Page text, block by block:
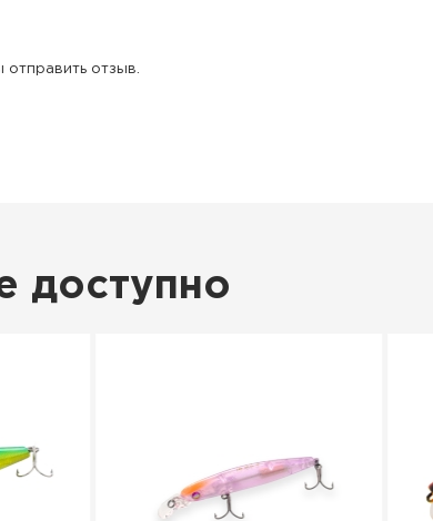
отправить отзыв.
доступно